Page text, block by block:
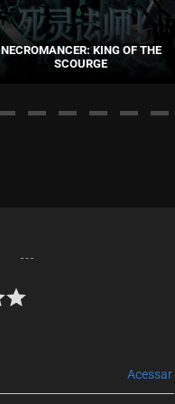
NECROMANCER: KING OF THE
SCOURGE
Acessar